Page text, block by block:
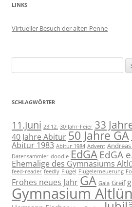
LINKS
Virtueller Besuch der alten Penne
nach:
SCHLAGWÖRTER
11.Juni 23.12. 30-Jahr-Feier 33
40 Jahre Abitur 50 Jahre GA
Abitur 1983 Abitur 1984 Advent
Datensammler doodle EdGA EdGA
Ehemalige des Gymnasiums
feed-reader feedly Flügel Flügelerneuerung
Frohes neues JahrGA Gala Greif
Gymnasium